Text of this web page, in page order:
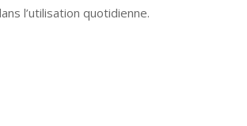
l’utilisation quotidienne.